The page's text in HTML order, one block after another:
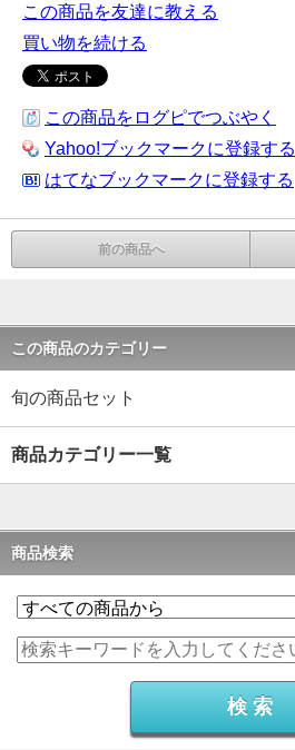
この商品を友達に教える
買い物を続ける
この商品をログピでつぶやく
Yahoo!ブックマークに登録する
はてなブックマークに登録する
前の商品へ
この商品のカテゴリー
旬の商品セット
商品カテゴリー一覧
商品検索